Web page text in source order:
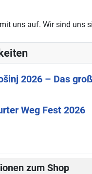
mit uns auf. Wir sind uns
2026 – Das
Weg Fest 2026
zum Shop